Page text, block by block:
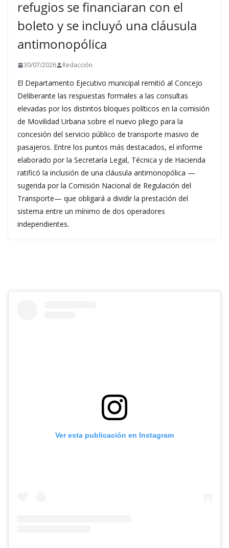
refugios se financiaran con el
boleto y se incluyó una cláusula
antimonopólica
30/07/2026 Redacción
El Departamento Ejecutivo municipal remitió al Concejo
Deliberante las respuestas formales a las consultas
elevadas por los distintos bloques políticos en la comisión
de Movilidad Urbana sobre el nuevo pliego para la
concesión del servicio público de transporte masivo de
pasajeros. Entre los puntos más destacados, el informe
elaborado por la Secretaría Legal, Técnica y de Hacienda
ratificó la inclusión de una cláusula antimonopólica —
sugerida por la Comisión Nacional de Regulación del
Transporte— que obligará a dividir la prestación del
sistema entre un mínimo de dos operadores
independientes.
Ver esta publicación en Instagram